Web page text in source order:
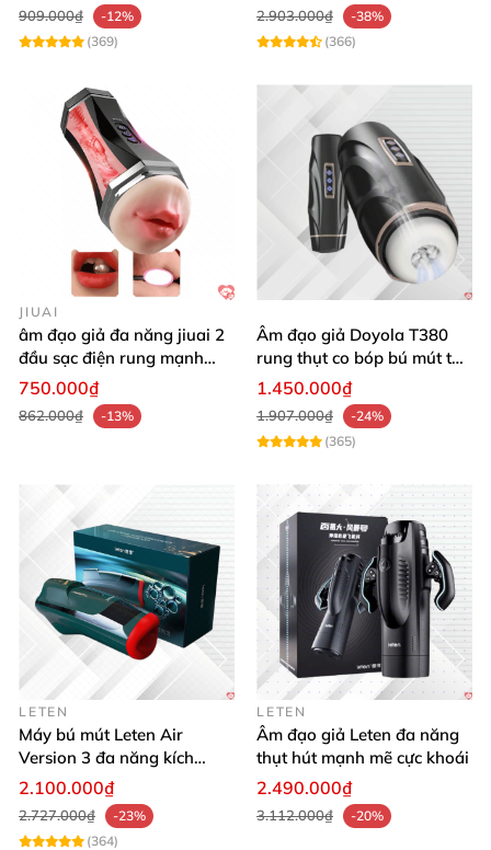
909.000₫
-12%
(369)
2.903.000₫
-38%
(366)
JIUAI
âm đạo giả đa năng jiuai 2
đầu sạc điện rung mạnh
cao cấp bán chạy
750.000₫
862.000₫ -13%
Âm đạo giả Doyola T380
rung thụt co bóp bú mút tự
động cao cấp
1.450.000₫
1.907.000₫
-24%
(365)
LETEN
Máy bú mút Leten Air
Version 3 đa năng kích
thích cực đỉnh
2.100.000₫
2.727.000₫
-23%
(364)
LETEN
Âm đạo giả Leten đa năng
thụt hút mạnh mẽ cực khoái
2.490.000₫
3.112.000₫ -20%